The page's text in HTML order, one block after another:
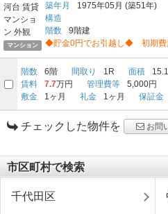
マンション
築年月
1975年05月 (築51年)
構造
階数
9階建
◆貯金0円でお引越し◆ 初期費
階数 6階 間取り 1R 面積
賃料 7.7万円 管理費等
5,000円
敷金
1ヶ月 礼金 1ヶ月 保証金
チェックした物件を お問
市区町村で検索
千代田区